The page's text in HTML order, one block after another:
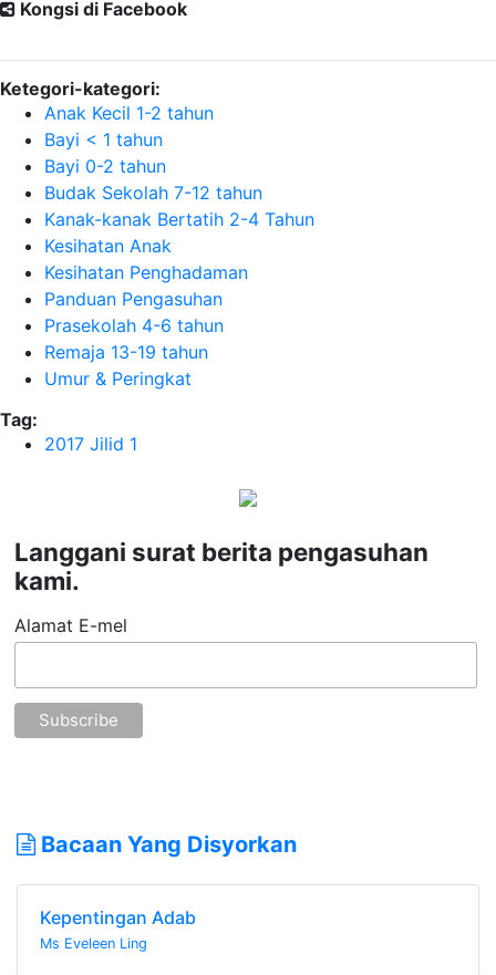
Kongsi di Facebook
Ketegori-kategori:
Anak Kecil 1-2 tahun
Bayi < 1 tahun
Bayi 0-2 tahun
Budak Sekolah 7-12 tahun
Kanak-kanak Bertatih 2-4 Tahun
Kesihatan Anak
Kesihatan Penghadaman
Panduan Pengasuhan
Prasekolah 4-6 tahun
Remaja 13-19 tahun
Umur & Peringkat
Tag:
2017 Jilid 1
Langgani surat berita pengasuhan
kami.
Alamat E-mel
Bacaan Yang Disyorkan
Kepentingan Adab
Ms Eveleen Ling